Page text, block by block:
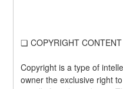
❏ COPYRIGHT
Copyright is a type of
owner the exclusive right